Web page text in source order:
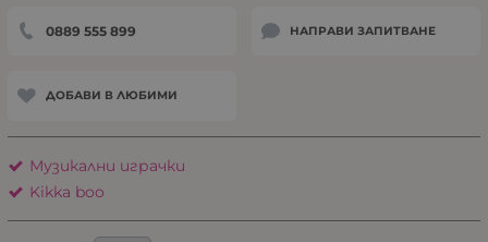
0889 555 899 НАПРАВИ ЗАПИТВАНЕ
ДОБАВИ В ЛЮБИМИ
Музикални играчки
Kikka boo